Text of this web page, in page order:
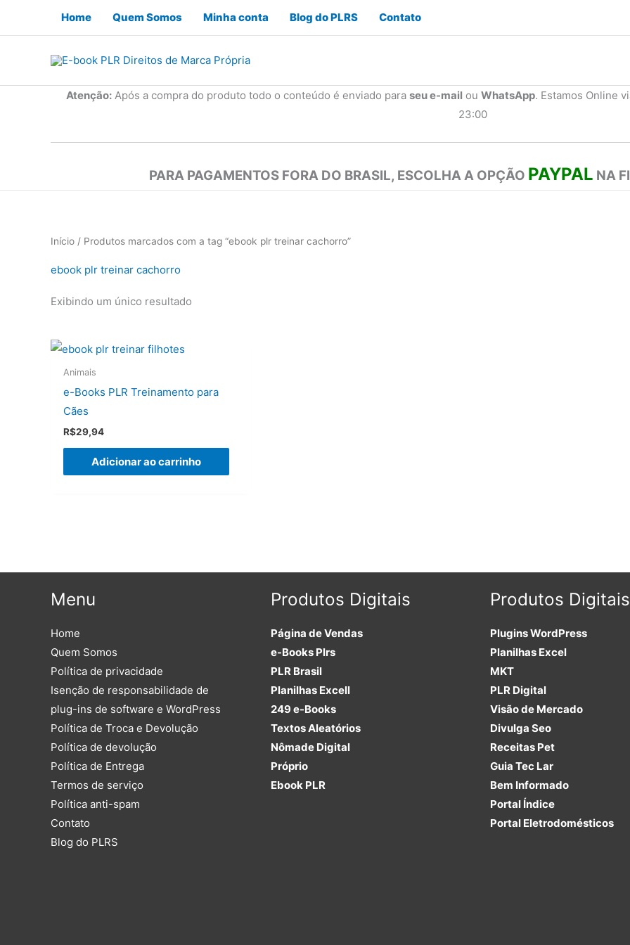
Home Quem Somos Minha conta Blog do PLRS Contato
Atenção:Após a compra do produto todo o conteúdo é enviado para seu e-mail ou WhatsApp. Estamos Online
23:00
PARA PAGAMENTOS FORA DO BRASIL, ESCOLHA A OPÇÃO PAYPAL NA
Início / Produtos marcados com a tag “ebook plr treinar cachorro”
ebook plr treinar cachorro
Exibindo um único resultado
Animais
e-Books PLR Treinamento para
Cães
R$29,94
Adicionar ao carrinho
Menu
Home
Quem Somos
Política de privacidade
Isenção de responsabilidade de
plug-ins de software e WordPress
Política de Troca e Devolução
Política de devolução
Política de Entrega
Termos de serviço
Política anti-spam
Contato
Blog do PLRS
Produtos Digitais
Página de Vendas
e-Books Plrs
PLR Brasil
Planilhas Excell
249 e-Books
Textos Aleatórios
Nômade Digital
Próprio
Ebook PLR
Produtos Digitais
PluginsWordPress
Planilhas Excel
MKT
PLR Digital
Visão de Mercado
Divulga Seo
Receitas Pet
Guia Tec Lar
Bem Informado
Portal Índice
Portal Eletrodomésticos